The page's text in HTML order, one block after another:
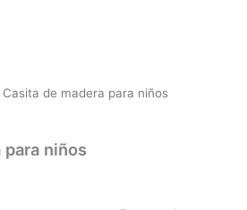
de madera para niños
para niños